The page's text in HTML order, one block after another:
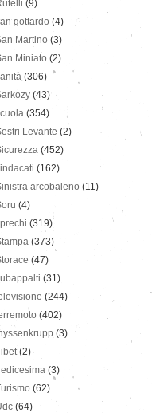
(9)
gottardo (4)
Martino (3)
Miniato (2)
(306)
(43)
(354)
Levante (2)
(452)
(162)
arcobaleno (11)
(4)
(319)
(373)
(47)
(31)
(244)
(402)
(3)
(2)
(3)
(62)
(64)